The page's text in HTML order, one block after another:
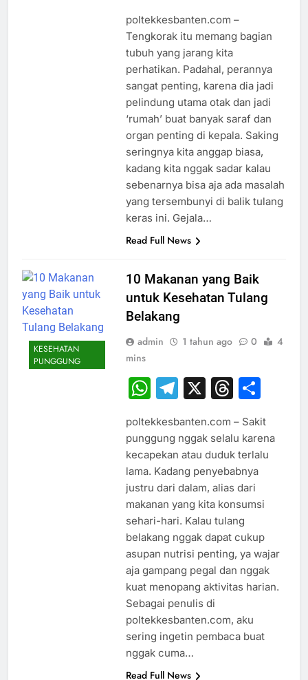
poltekkesbanten.com –
Tengkorak itu memang bagian
tubuh yang jarang kita
perhatikan. Padahal, perannya
sangat penting, karena dia jadi
pelindung utama otak dan jadi
‘rumah’ buat banyak saraf dan
organ penting di kepala. Saking
seringnya kita anggap biasa,
kadang kita nggak sadar kalau
sebenarnya bisa aja ada masalah
yang tersembunyi di balik tulang
keras ini. Gejala…
Read Full News
KESEHATAN
PUNGGUNG
10 Makanan yang Baik
untuk Kesehatan Tulang
Belakang
admin 1 tahun ago 0
4
mins
WhatsApp
Telegram
X
poltekkesbanten.com – Sakit
punggung nggak selalu karena
kecapekan atau duduk terlalu
lama. Kadang penyebabnya
justru dari dalam, alias dari
makanan yang kita konsumsi
sehari-hari. Kalau tulang
belakang nggak dapat cukup
asupan nutrisi penting, ya wajar
aja gampang pegal dan nggak
kuat menopang aktivitas harian.
Sebagai penulis di
poltekkesbanten.com, aku
sering ingetin pembaca buat
nggak cuma…
Read Full News